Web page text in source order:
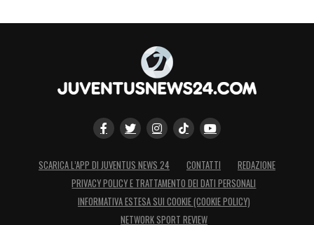
SCARICA L’APP DI JUVENTUS NEWS 24 CONTATTI
REDAZIONE
PRIVACY POLICY E TRATTAMENTO DEI DATI PERSONALI
INFORMATIVA ESTESA SUI COOKIE (COOKIE POLICY)
NETWORK SPORT REVIEW